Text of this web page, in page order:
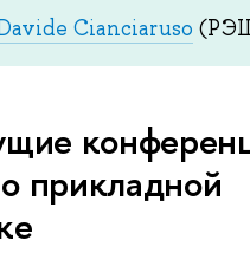
Cianciaruso